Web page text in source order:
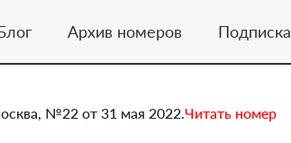
Архив номеров Подписка
№22 от 31 мая 2022.Читать номер